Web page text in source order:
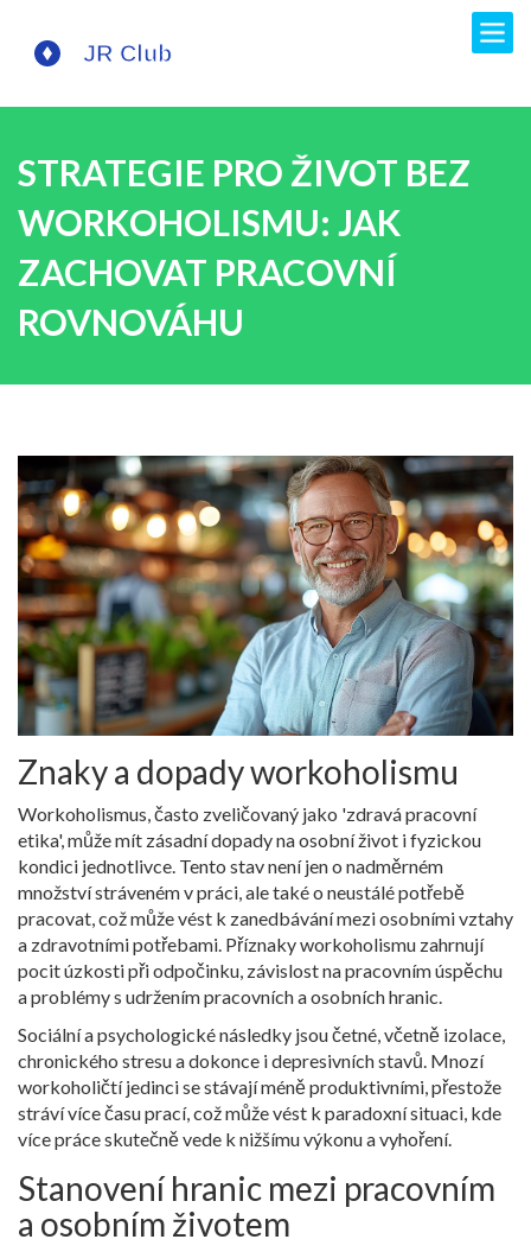
STRATEGIE PRO ŽIVOT BEZ
WORKOHOLISMU: JAK
ZACHOVAT PRACOVNÍ
ROVNOVÁHU
Znaky a dopady workoholismu
Workoholismus, často zveličovaný jako 'zdravá pracovní
etika', může mít zásadní dopady na osobní život i fyzickou
kondici jednotlivce. Tento stav není jen o nadměrném
množství stráveném v práci, ale také o neustálé potřebě
pracovat, což může vést k zanedbávání mezi osobními vztahy
a zdravotními potřebami. Příznaky workoholismu zahrnují
pocit úzkosti při odpočinku, závislost na pracovním úspěchu
a problémy s udržením pracovních a osobních hranic.
Sociální a psychologické následky jsou četné, včetně izolace,
chronického stresu a dokonce i depresivních stavů. Mnozí
workoholičtí jedinci se stávají méně produktivními, přestože
stráví více času prací, což může vést k paradoxní situaci, kde
více práce skutečně vede k nižšímu výkonu a vyhoření.
Stanovení hranic mezi pracovním
a osobním životem